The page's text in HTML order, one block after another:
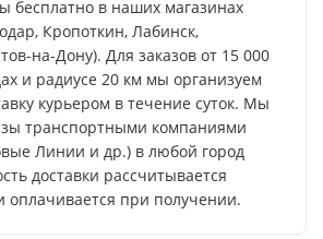
бесплатно в наших магазинах
Кропоткин, Лабинск,
на-Дону). Для заказов от 15 000
и радиусе 20 км мы организуем
курьером в течение суток. Мы
транспортными компаниями
Линии и др.) в любой город
доставки рассчитывается
оплачивается при получении.